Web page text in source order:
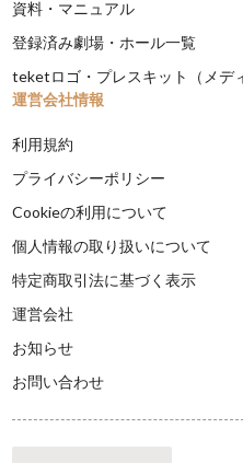
資料・マニュアル
登録済み劇場・ホール一覧
teketロゴ・プレスキット（メデ
運営会社情報
利用規約
プライバシーポリシー
Cookieの利用について
個人情報の取り扱いについて
特定商取引法に基づく表示
運営会社
お知らせ
お問い合わせ